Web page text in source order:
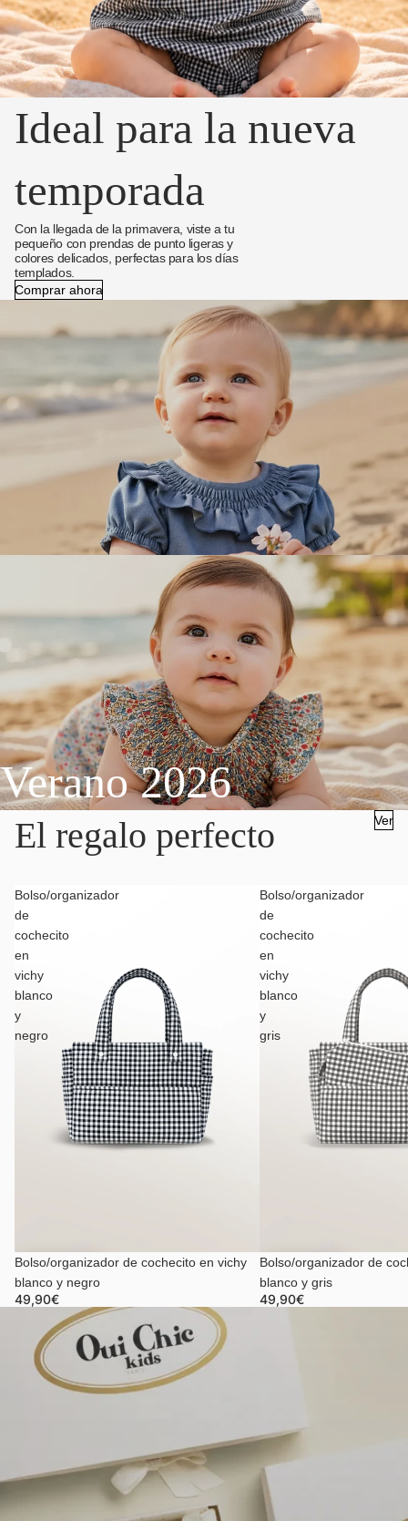
Ideal para la nueva
temporada
Con la llegada de la primavera, viste a tu
pequeño con prendas de punto ligeras y
colores delicados, perfectas para los días
templados.
Comprar ahora
Verano 2026
El regalo perfecto Ver
Bolso/organizador
de
cochecito
en
vichy
blanco
y
negro
Bolso/organizador de cochecito en vichy
blanco y negro
49,90€
Bolso/organizador
de
cochecito
en
vichy
blanco
y
gris
Bolso/organizador de
blanco y gris
49,90€